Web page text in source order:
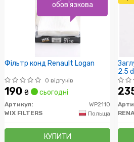
Фільтр конд Renault Logan
0 відгуків
190 ₴ сьогодні
Артикул:
WP2110
WIX FILTERS
Польща
КУПИТИ
обов'язкова
2.5